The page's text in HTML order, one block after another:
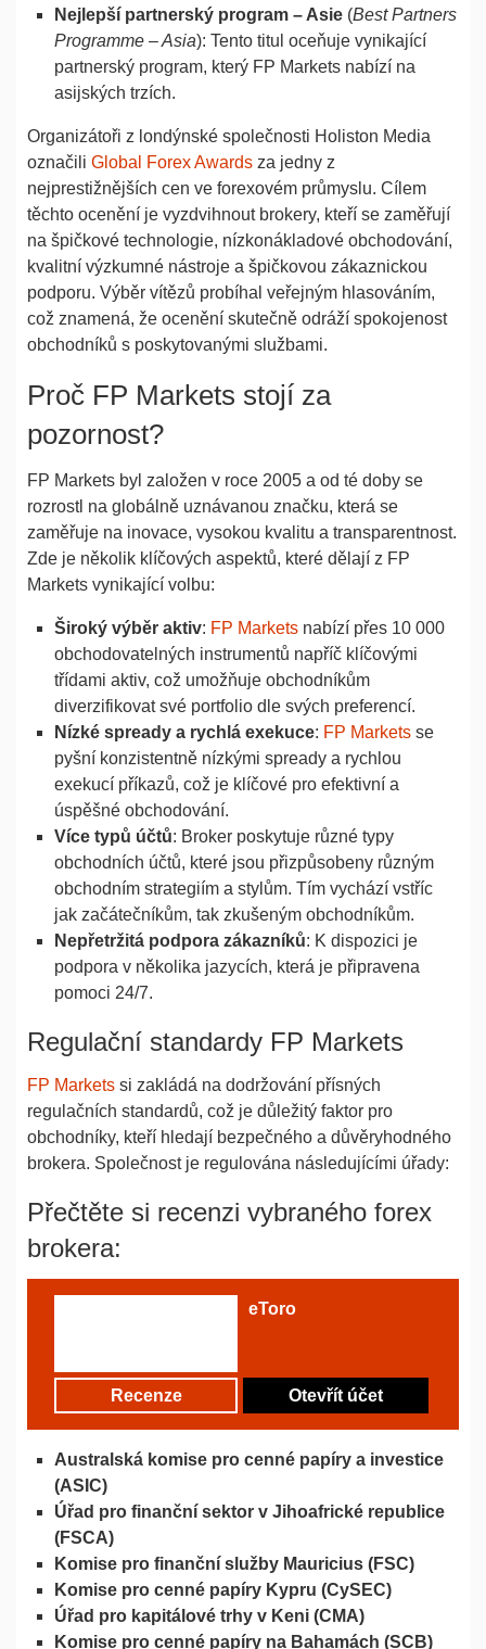
Nejlepší partnerský program – Asie (Best Partners
Programme – Asia): Tento titul oceňuje vynikající
partnerský program, který FP Markets nabízí na
asijských trzích.
Organizátoři z londýnské společnosti Holiston Media
označili Global Forex Awards za jedny z
nejprestižnějších cen ve forexovém průmyslu. Cílem
těchto ocenění je vyzdvihnout brokery, kteří se zaměřují
na špičkové technologie, nízkonákladové obchodování,
kvalitní výzkumné nástroje a špičkovou zákaznickou
podporu. Výběr vítězů probíhal veřejným hlasováním,
což znamená, že ocenění skutečně odráží spokojenost
obchodníků s poskytovanými službami.
Proč FP Markets stojí za
pozornost?
FP Markets byl založen v roce 2005 a od té doby se
rozrostl na globálně uznávanou značku, která se
zaměřuje na inovace, vysokou kvalitu a transparentnost.
Zde je několik klíčových aspektů, které dělají z FP
Markets vynikající volbu:
Široký výběr aktiv: FP Markets nabízí přes 10 000
obchodovatelných instrumentů napříč klíčovými
třídami aktiv, což umožňuje obchodníkům
diverzifikovat své portfolio dle svých preferencí.
Nízké spready a rychlá exekuce: FP Markets se
pyšní konzistentně nízkými spready a rychlou
exekucí příkazů, což je klíčové pro efektivní a
úspěšné obchodování.
Více typů účtů: Broker poskytuje různé typy
obchodních účtů, které jsou přizpůsobeny různým
obchodním strategiím a stylům. Tím vychází vstříc
jak začátečníkům, tak zkušeným obchodníkům.
Nepřetržitá podpora zákazníků: K dispozici je
podpora v několika jazycích, která je připravena
pomoci 24/7.
Regulační standardy FP Markets
FP Markets si zakládá na dodržování přísných
regulačních standardů, což je důležitý faktor pro
obchodníky, kteří hledají bezpečného a důvěryhodného
brokera. Společnost je regulována následujícími úřady:
Přečtěte si recenzi vybraného forex
brokera:
eToro
Recenze Otevřít účet
Australská komise pro cenné papíry a investice
(ASIC)
Úřad pro finanční sektor v Jihoafrické republice
(FSCA)
Komise pro finanční služby Mauricius (FSC)
Komise pro cenné papíry Kypru (CySEC)
Úřad pro kapitálové trhy v Keni (CMA)
Komise pro cenné papíry na Bahamách (SCB)